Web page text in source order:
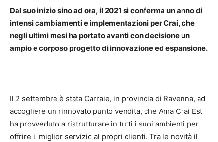
Dal suo inizio sino ad ora, il 2021 si conferma un anno di
intensi cambiamenti e implementazioni per Crai, che
negli ultimi mesi ha portato avanti con decisione un
ampio e corposo progetto di innovazione ed espansione.
Il 2 settembre è stata Carraie, in provincia di Ravenna, ad
accogliere un rinnovato punto vendita, che Ama Crai Est
ha provveduto a ristrutturare in tutti i suoi ambienti per
offrire il miglior servizio al propri clienti. Tra le novità il